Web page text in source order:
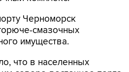
Черноморск
смазочных
имущества.
что в населенных